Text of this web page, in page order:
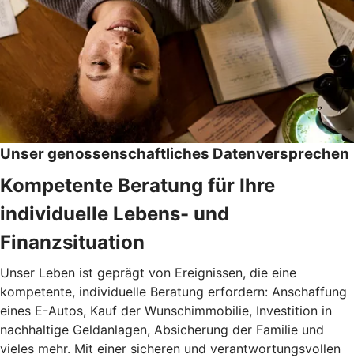
Unser genossenschaftliches Datenversprechen
Kompetente Beratung für Ihre
individuelle Lebens- und
Finanzsituation
Unser Leben ist geprägt von Ereignissen, die eine
kompetente, individuelle Beratung erfordern: Anschaffung
eines E-Autos, Kauf der Wunschimmobilie, Investition in
nachhaltige Geldanlagen, Absicherung der Familie und
vieles mehr. Mit einer sicheren und verantwortungsvollen